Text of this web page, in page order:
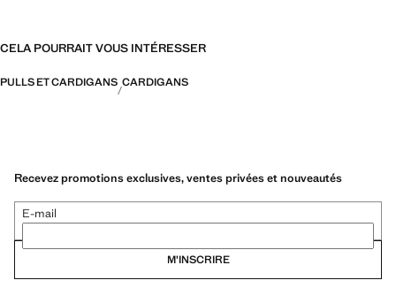
CELA POURRAIT VOUS INTÉRESSER
PULLS ET CARDIGANS CARDIGANS
Recevez promotions exclusives, ventes privées et nouveautés
E-mail
M’INSCRIRE